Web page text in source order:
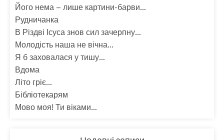
Його нема – лише картини-барви…
Рудничанка
В Різдві Ісуса знов сил зачерпну…
Молодість наша не вічна…
Я б заховалася у тишу…
Вдома
Літо гріє…
Бібліотекарям
Мово моя! Ти віками…